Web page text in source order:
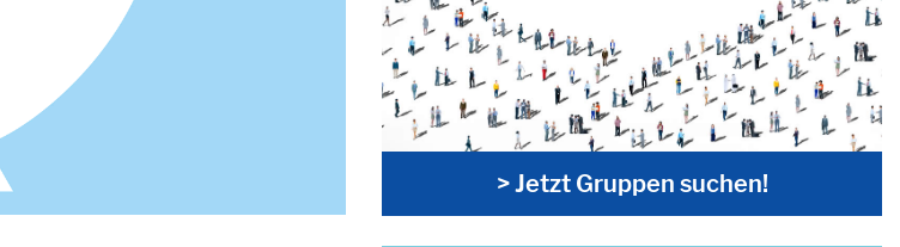
> Jetzt Gruppen suchen!